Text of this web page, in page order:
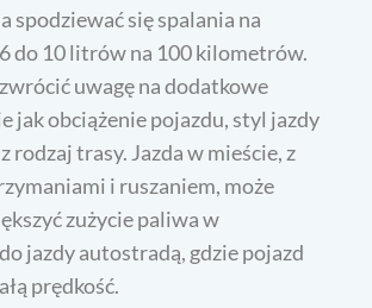
spodziewać się spalania na
do 10 litrów na 100 kilometrów.
uwagę na dodatkowe
jak obciążenie pojazdu, styl jazdy
rodzaj trasy. Jazda w mieście, z
i ruszaniem, może
zużycie paliwa w
jazdy autostradą, gdzie pojazd
prędkość.